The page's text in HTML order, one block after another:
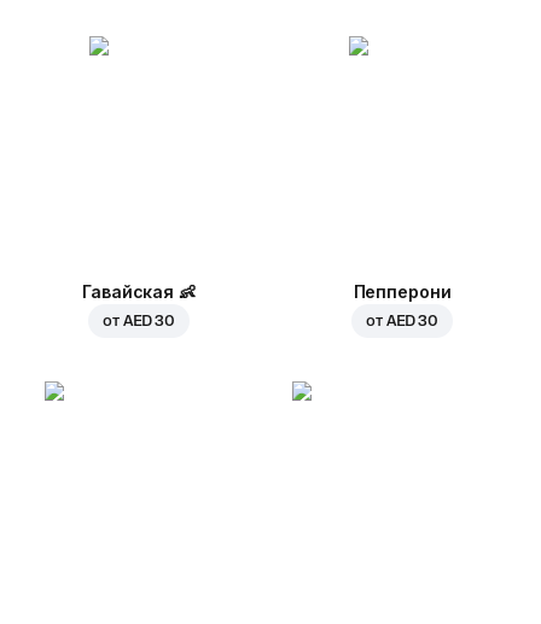
Гавайская 👶
от AED 30
Пепперони
от AED 30